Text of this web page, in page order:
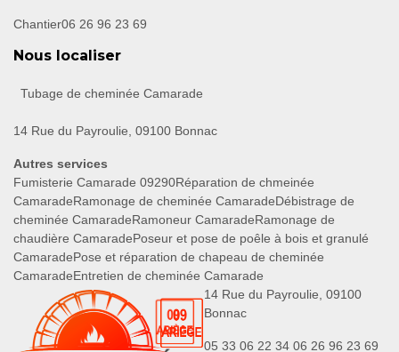
Chantier06 26 96 23 69
Nous localiser
Tubage de cheminée Camarade
14 Rue du Payroulie, 09100 Bonnac
Autres services
Fumisterie Camarade 09290Réparation de chmeinée
CamaradeRamonage de cheminée CamaradeDébistrage de
cheminée CamaradeRamoneur CamaradeRamonage de
chaudière CamaradePoseur et pose de poêle à bois et granulé
CamaradePose et réparation de chapeau de cheminée
CamaradeEntretien de cheminée Camarade
14 Rue du Payroulie, 09100
Bonnac
05 33 06 22 34 06 26 96 23 69